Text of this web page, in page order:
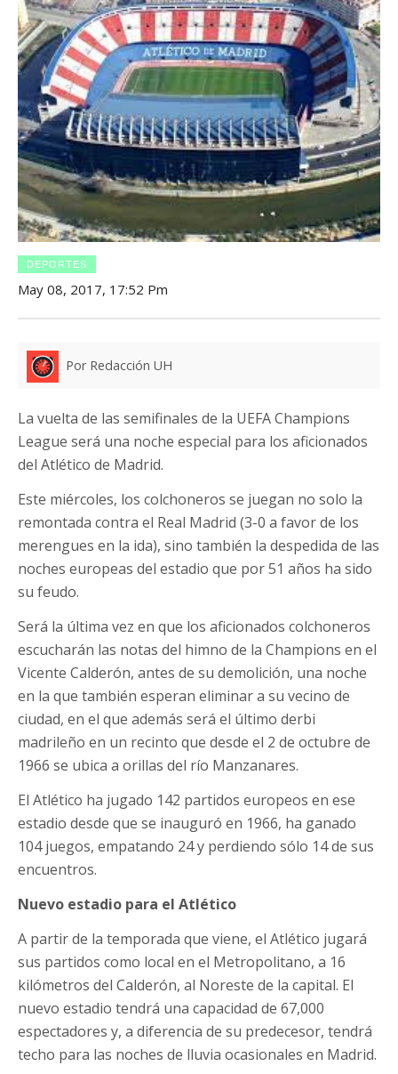
DEPORTES
May 08, 2017, 17:52 Pm
Por Redacción UH
La vuelta de las semifinales de la UEFA Champions
League será una noche especial para los aficionados
del Atlético de Madrid.
Este miércoles, los colchoneros se juegan no solo la
remontada contra el Real Madrid (3-0 a favor de los
merengues en la ida), sino también la despedida de las
noches europeas del estadio que por 51 años ha sido
su feudo.
Será la última vez en que los aficionados colchoneros
escucharán las notas del himno de la Champions en el
Vicente Calderón, antes de su demolición, una noche
en la que también esperan eliminar a su vecino de
ciudad, en el que además será el último derbi
madrileño en un recinto que desde el 2 de octubre de
1966 se ubica a orillas del río Manzanares.
El Atlético ha jugado 142 partidos europeos en ese
estadio desde que se inauguró en 1966, ha ganado
104 juegos, empatando 24 y perdiendo sólo 14 de sus
encuentros.
Nuevo estadio para el Atlético
A partir de la temporada que viene, el Atlético jugará
sus partidos como local en el Metropolitano, a 16
kilómetros del Calderón, al Noreste de la capital. El
nuevo estadio tendrá una capacidad de 67,000
espectadores y, a diferencia de su predecesor, tendrá
techo para las noches de lluvia ocasionales en Madrid.